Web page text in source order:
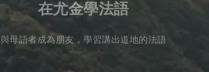
在尤金學法語
與母語者成為朋友，學習講出道地的法語